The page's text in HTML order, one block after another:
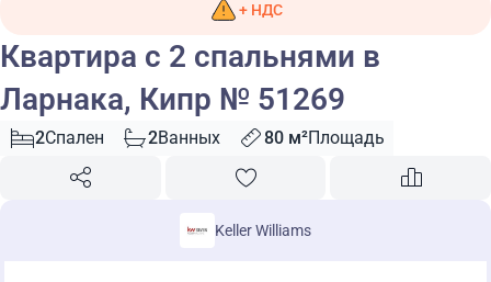
+ НДС
Квартира с 2 спальнями в
Ларнака, Кипр № 51269
2Спален 2Ванных 80 м²Площадь
Keller Williams